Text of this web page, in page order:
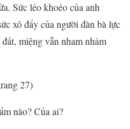
Sức lẻo khoẻo của anh
xô đẩy của người đàn bà lực
miệng vẫn nham nhảm
27)
nào? Của ai?